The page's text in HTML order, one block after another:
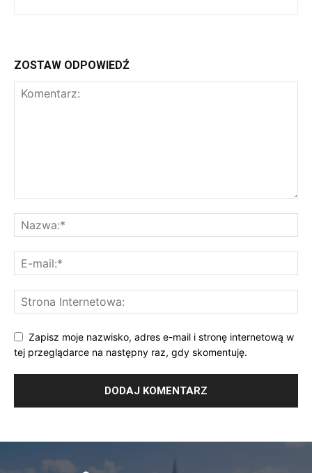
ZOSTAW ODPOWIEDŹ
Zapisz moje nazwisko, adres e-mail i stronę internetową w
tej przeglądarce na następny raz, gdy skomentuję.